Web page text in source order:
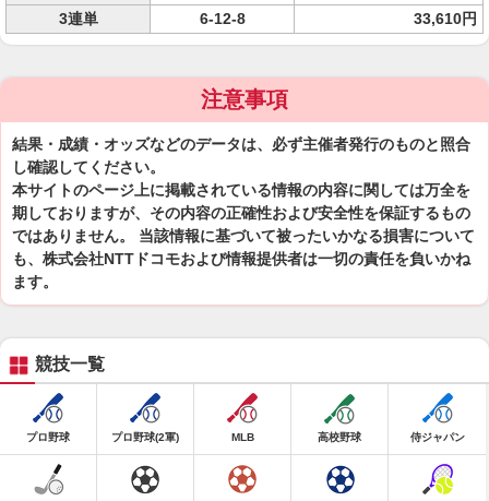
3連単
6-12-8 33,610円
注意事項
結果・成績・オッズなどのデータは、必ず主催者発行のものと照合
し確認してください。
本サイトのページ上に掲載されている情報の内容に関しては万全を
期しておりますが、その内容の正確性および安全性を保証するもの
ではありません。 当該情報に基づいて被ったいかなる損害について
も、株式会社NTTドコモおよび情報提供者は一切の責任を負いかね
ます。
競技一覧
プロ野球 プロ野球(2軍) MLB 高校野球 侍ジャパン